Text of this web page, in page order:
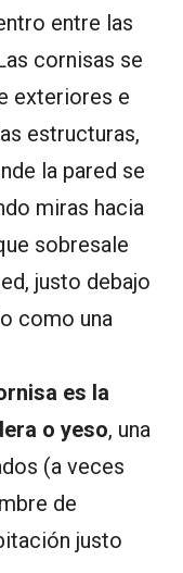
entre las
cornisas se
exteriores e
estructuras,
la pared se
miras hacia
sobresale
justo debajo
como una
es la
o yeso, una
(a veces
de
justo